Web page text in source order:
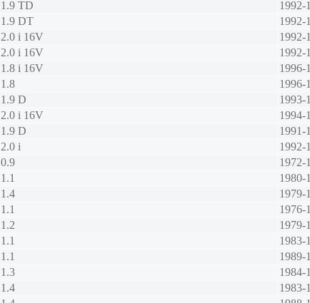
1.9 TD
1992-
1.9 DT
1992-
2.0 i 16V
1992-
2.0 i 16V
1992-
1.8 i 16V
1996-
1.8
1996-
1.9 D
1993-
2.0 i 16V
1994-
1.9 D
1991-
2.0 i
1992-
0.9
1972-
1.1
1980-
1.4
1979-
1.1
1976-
1.2
1979-
1.1
1983-
1.1
1989-
1.3
1984-
1.4
1983-